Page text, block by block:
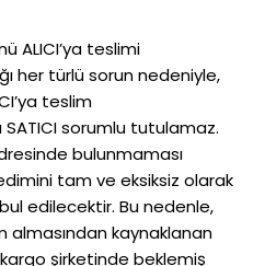
ALICI’ya teslimi
her türlü sorun nedeniyle,
teslim
sorumlu tutulamaz.
bulunmaması
tam ve eksiksiz olarak
edilecektir. Bu nedenle,
almasından kaynaklanan
şirketinde beklemiş